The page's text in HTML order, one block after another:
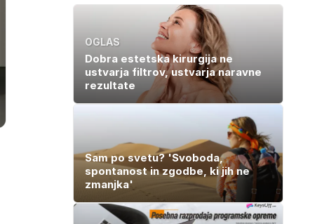
OGLAS
Dobra estetska kirurgija ne
ustvarja filtrov, ustvarja naravne
rezultate
Sam po svetu? 'Svoboda,
spontanost in zgodbe, ki jih ne
zmanjka'